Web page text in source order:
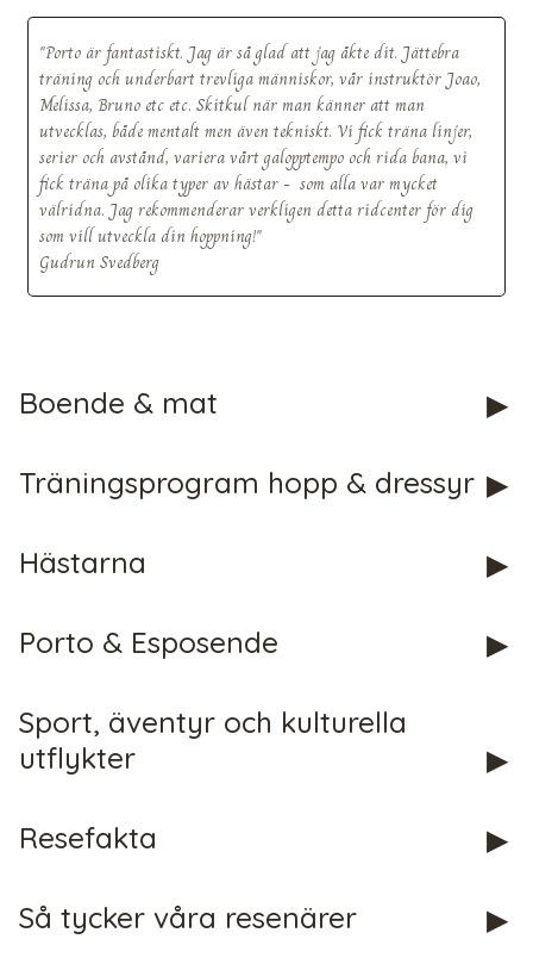
CHECK tmpVideoPath=!
CHECK tmpVideoPath=!
"Porto är fantastiskt. Jag är så glad att jag åkte dit. Jättebra
träning och underbart trevliga människor, vår instruktör Joao,
Melissa, Bruno etc etc. Skitkul när man känner att man
utvecklas, både mentalt men även tekniskt. Vi fick träna linjer,
serier och avstånd, variera vårt galopptempo och rida bana, vi
fick träna på olika typer av hästar - som alla var mycket
välridna. Jag rekommenderar verkligen detta ridcenter för dig
som vill utveckla din hoppning!"
Gudrun Svedberg
Boende & mat
Träningsprogram hopp & dressyr
Hästarna
Porto & Esposende
Sport, äventyr och kulturella
utflykter
Resefakta
Så tycker våra resenärer